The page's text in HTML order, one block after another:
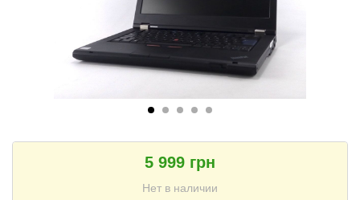
5 999 грн
Нет в наличии